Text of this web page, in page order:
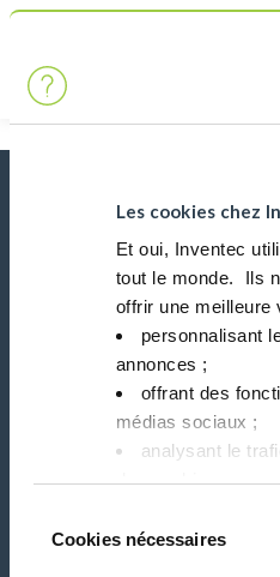
Les cookies chez
Et oui, Inventec
tout le monde. ​ Ils
offrir une meilleure
personnalisant
annonces ;​
offrant des
médias sociaux ; ​
analysant le
des cookies.​
refuser ou de les
panique, vous
duCookies nécessaires
Main Navigation
Actualités, services,
Restez connecté avec
Suivez-nous sur: